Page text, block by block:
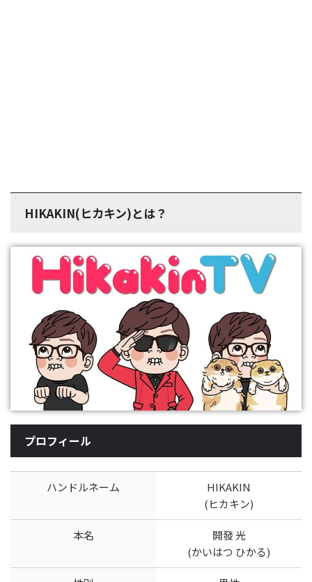
HIKAKIN(ヒカキン)とは？
プロフィール
ハンドルネーム
HIKAKIN
(ヒカキン)
本名
開發 光
(かいはつ ひかる)